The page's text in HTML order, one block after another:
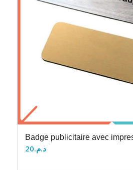
Badge publicitaire avec
د.م.20